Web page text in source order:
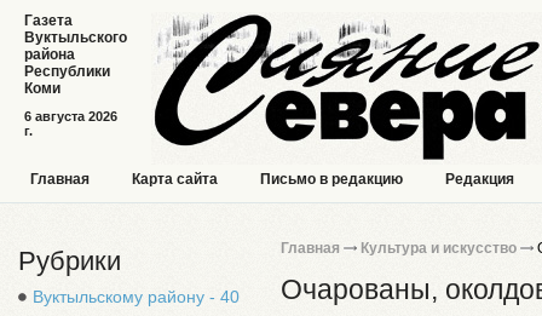
6 августа 2026
г.
Газета
Вуктыльского
района
Республики
Коми
Главная Карта сайта Письмо в редакцию Редакция
Рубрики
Вуктыльскому району - 40
Главная Культура и искусство
Очарованы,